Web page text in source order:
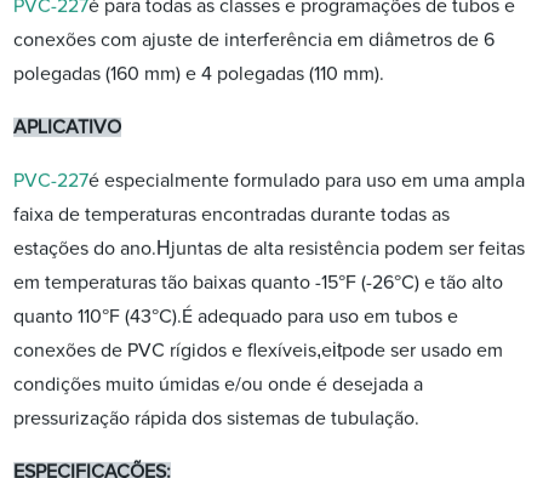
PVC-227é para todas as classes e programações de tubos e
conexões com ajuste de interferência em diâmetros de 6
polegadas (160 mm) e 4 polegadas (110 mm).
APLICATIVO
PVC-227é especialmente formulado para uso em uma ampla
faixa de temperaturas encontradas durante todas as
estações do ano.H juntas de alta resistência podem ser feitas
em temperaturas tão baixas quanto -15°F (-26°C) e tão alto
quanto 110°F (43°C).É adequado para uso em tubos e
conexões de PVC rígidos e flexíveis,eitpode ser usado em
condições muito úmidas e/ou onde é desejada a
pressurização rápida dos sistemas de tubulação.
ESPECIFICAÇÕES: